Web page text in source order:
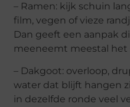
– Ramen: kijk schuin
film, vegen of vieze
Dan geeft een aanpak
meeneemt meestal het
– Dakgoot: overloop,
water dat blijft hangen
in dezelfde ronde veel